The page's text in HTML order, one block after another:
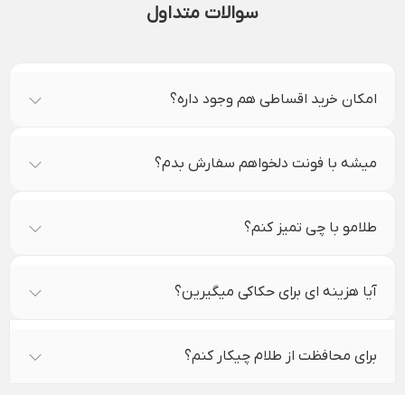
سوالات متداول
امکان خرید اقساطی هم وجود داره؟
میشه با فونت دلخواهم سفارش بدم؟
طلامو با چی تمیز کنم؟
آیا هزینه ای برای حکاکی میگیرین؟
برای محافظت از طلام چیکار کنم؟